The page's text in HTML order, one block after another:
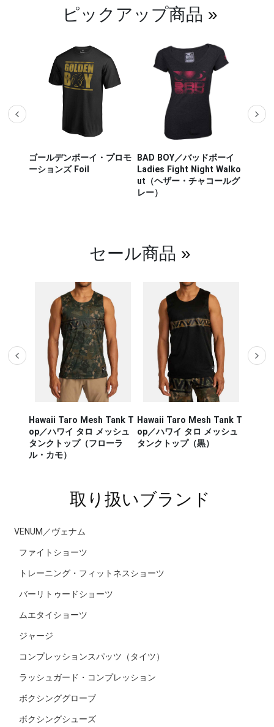
ピックアップ商品 »
ゴールデンボーイ・プロモ
ーションズ Foil
BAD BOY／バッドボーイ
Ladies Fight Night Walko
ut（ヘザー・チャコールグ
レー）
セール商品 »
Hawaii Taro Mesh Tank T
op／ハワイ タロ メッシュ
タンクトップ（フローラ
ル・カモ）
Hawaii Taro Mesh Tank T
op／ハワイ タロ メッシュ
タンクトップ（黒）
取り扱いブランド
VENUM／ヴェナム
ファイトショーツ
トレーニング・フィットネスショーツ
バーリトゥードショーツ
ムエタイショーツ
ジャージ
コンプレッションスパッツ（タイツ）
ラッシュガード・コンプレッション
ボクシンググローブ
ボクシングシューズ